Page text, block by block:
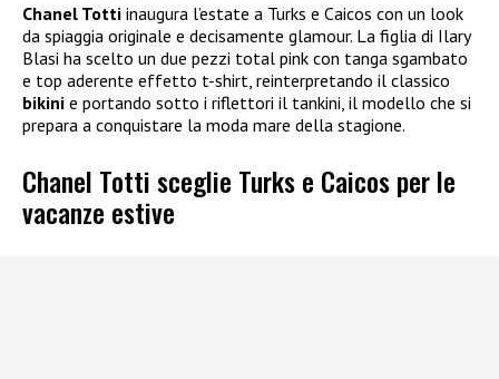
Chanel Totti inaugura l’estate a Turks e Caicos con un look
da spiaggia originale e decisamente glamour. La figlia di Ilary
Blasi ha scelto un due pezzi total pink con tanga sgambato
e top aderente effetto t-shirt, reinterpretando il classico
bikini e portando sotto i riflettori il tankini, il modello che si
prepara a conquistare la moda mare della stagione.
Chanel Totti sceglie Turks e Caicos per le
vacanze estive